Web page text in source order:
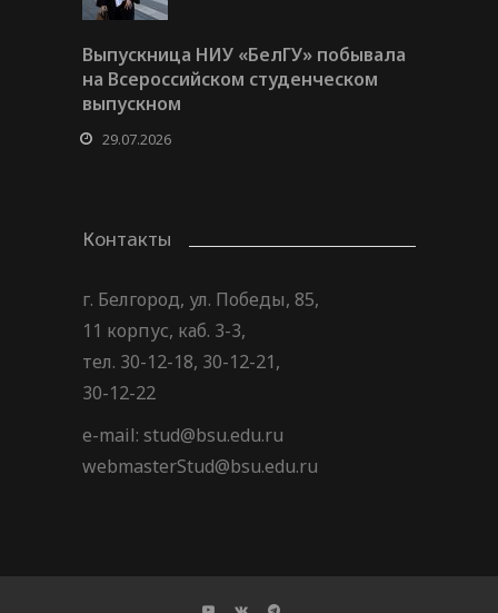
Выпускница НИУ «БелГУ» побывала
на Всероссийском студенческом
выпускном
29.07.2026
Контакты
г. Белгород, ул. Победы, 85,
11 корпус, каб. 3-3,
тел. 30-12-18, 30-12-21,
30-12-22
e-mail: stud@bsu.edu.ru
webmasterStud@bsu.edu.ru